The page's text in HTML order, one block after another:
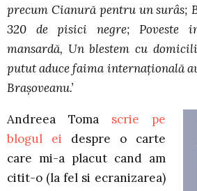
precum Cianură pentru un surâs;
320 de pisici negre; Poveste
mansardă, Un blestem cu
putut aduce faima internaţională
Braşoveanu.’
Andreea Toma scrie pe
blogul ei despre o carte
care mi-a placut cand am
citit-o (la fel si ecranizarea)